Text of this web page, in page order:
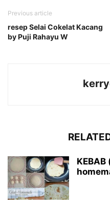
Previous article
resep Selai Cokelat Kacang
by Puji Rahayu W